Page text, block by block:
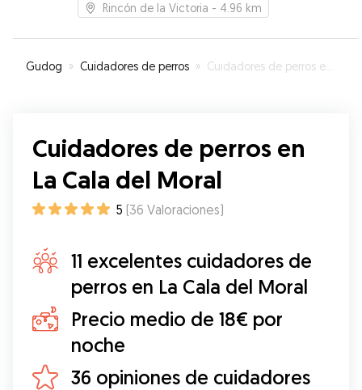
Rincón de la Victoria - 4.96 km
Gudog » Cuidadores de perros » Cuidadores de perros en La Cala del Moral
Cuidadores de perros en
La Cala del Moral
5 (36 Valoraciones)
11 excelentes cuidadores de
perros en La Cala del Moral
Precio medio de 18€ por
noche
36 opiniones de cuidadores